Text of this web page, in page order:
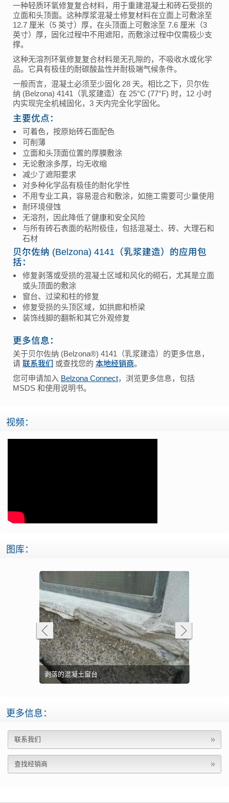
一种轻质环氧修复复合材料，用于重建混凝土和砖石受损的
立面和头顶面。这种厚浆混凝土修复材料在立面上可敷涂至
12.7 厘米（5 英寸）厚，在头顶面上可敷涂至 7.6 厘米（3
英寸）厚，固化过程中不用遮阳，而敷涂过程中仅需极少支
撑。
这种无溶剂环氧修复复合材料是无孔隙的，不吸收水或化学
品。它具有极佳的耐碳酸盐性并耐极端气候条件。
一般而言，混凝土必须至少固化 28 天。相比之下，贝尔佐
纳 (Belzona) 4141（乳浆建造）在 25°C (77°F) 时，12 小时
内实现完全机械固化，3 天内完全化学固化。
主要优点：
可着色，按原始砖石面配色
可削薄
立面和头顶面位置的厚膜敷涂
无论敷涂多厚，均无收缩
减少了遮阳要求
对多种化学品有极佳的耐化学性
不用专业工具，容易混合和敷涂，如施工需要可少量使用
耐环境侵蚀
无溶剂，因此降低了健康和安全风险
与所有砖石表面的粘附极佳，包括混凝土、砖、大理石和
石材
贝尔佐纳 (Belzona) 4141（乳浆建造）的应用包
括：
修复剥落或受损的混凝土区域和风化的砌石，尤其是立面
或头顶面的敷涂
窗台、过梁和柱的修复
修复受损的头顶区域，如拱廊和桥梁
装饰线脚的翻新和其它外观修复
更多信息：
关于贝尔佐纳 (Belzona®) 4141（乳浆建造）的更多信息，
请 联系我们 或查找您的 本地经销商。
您可申请加入 Belzona Connect，浏览更多信息，包括
MSDS 和使用说明书。
视频：
图库：
剥落的混凝土窗台
更多信息：
联系我们
查找经销商